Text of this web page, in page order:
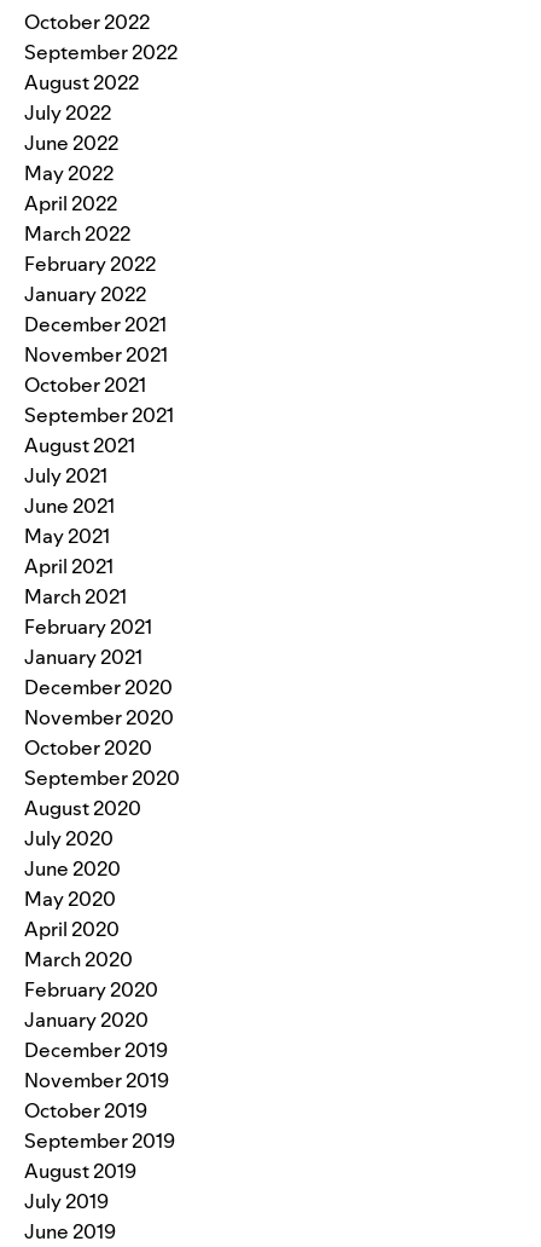
October 2022
September 2022
August 2022
July 2022
June 2022
May 2022
April 2022
March 2022
February 2022
January 2022
December 2021
November 2021
October 2021
September 2021
August 2021
July 2021
June 2021
May 2021
April 2021
March 2021
February 2021
January 2021
December 2020
November 2020
October 2020
September 2020
August 2020
July 2020
June 2020
May 2020
April 2020
March 2020
February 2020
January 2020
December 2019
November 2019
October 2019
September 2019
August 2019
July 2019
June 2019